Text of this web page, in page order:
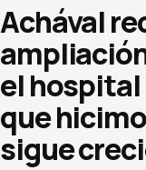
Achával
el hospital
que
sigue